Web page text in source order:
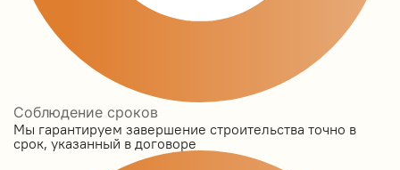
Соблюдение сроков
Мы гарантируем завершение строительства точно в
срок, указанный в договоре